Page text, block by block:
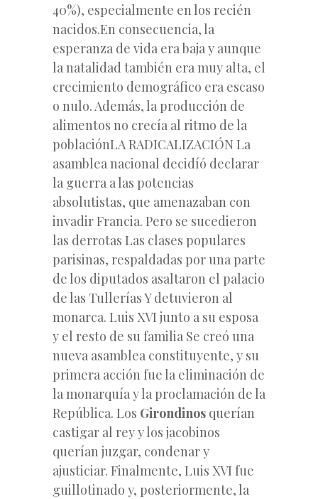
40%), especialmente en los recién
nacidos.En consecuencia, la
esperanza de vida era baja y aunque
la natalidad también era muy alta, el
crecimiento demográfico era escaso
o nulo. Además, la producción de
alimentos no crecía al ritmo de la
poblaciónLA RADICALIZACIÓN La
asamblea nacional decidíó declarar
la guerra a las potencias
absolutistas, que amenazaban con
invadir Francia. Pero se sucedieron
las derrotas Las clases populares
parisinas, respaldadas por una parte
de los diputados asaltaron el palacio
de las Tullerías Y detuvieron al
monarca. Luis XVI junto a su esposa
y el resto de su familia Se creó una
nueva asamblea constituyente, y su
primera acción fue la eliminación de
la monarquía y la proclamación de la
República. Los Girondinos querían
castigar al rey y los jacobinos
querían juzgar, condenar y
ajusticiar. Finalmente, Luis XVI fue
guillotinado y, posteriormente, la